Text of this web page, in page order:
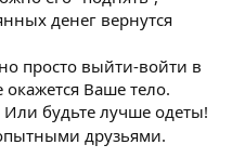
денег вернутся
просто выйти-войти в
Ваше тело.
Или будьте лучше одеты!
друзьями.